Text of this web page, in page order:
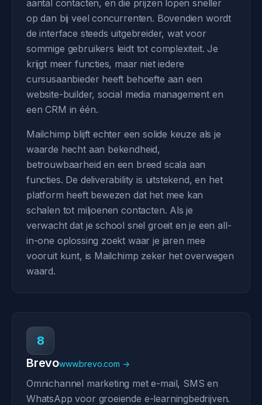
aantal contacten, en die prijzen lopen sneller
op dan bij veel concurrenten. Bovendien wordt
de interface steeds uitgebreider, wat voor
sommige gebruikers leidt tot complexiteit. Je
krijgt meer functies, maar niet iedere
cursusaanbieder heeft behoefte aan een
website-builder, social media management en
een CRM in één.
Mailchimp blijft echter een solide keuze als je
waarde hecht aan bekendheid,
betrouwbaarheid en een breed scala aan
functies. De deliverability is uitstekend, en het
platform heeft bewezen dat het mee kan
schalen tot miljoenen contacten. Als je
verwacht dat je school snel groeit en je een all-
in-one oplossing zoekt waar je jaren mee
vooruit kunt, is Mailchimp zeker het overwegen
waard.
8
Brevowww.brevo.com →
Omnichannel marketing met e-mail, SMS en
WhatsApp voor groeiende e-learningbedrijven.